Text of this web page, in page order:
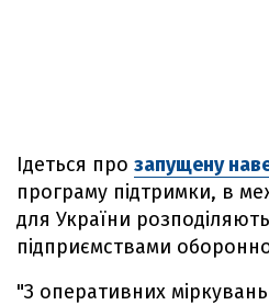
Ідеться про запущену
програму підтримки, в
для України
підприємствами
"З оперативних